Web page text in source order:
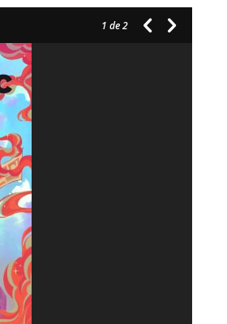
volum.
cap
amunt/cap
1 de 2